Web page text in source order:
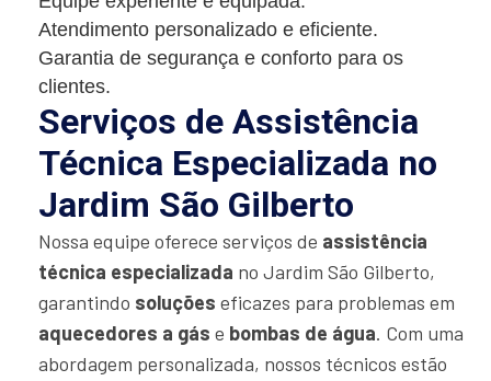
Atendimento personalizado e eficiente.
Garantia de segurança e conforto para os
clientes.
Serviços de Assistência
Técnica Especializada no
Jardim São Gilberto
Nossa equipe oferece serviços de assistência
técnica especializada no Jardim São Gilberto,
garantindo soluções eficazes para problemas em
aquecedores a gás e bombas de água. Com uma
abordagem personalizada, nossos técnicos estão